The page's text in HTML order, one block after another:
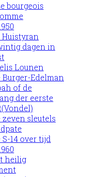
bourgeois
Huistyran
dagen in
Lounen
Burger-Edelman
of de
der eerste
zeven sleutels
S-14 over tijd
heilig